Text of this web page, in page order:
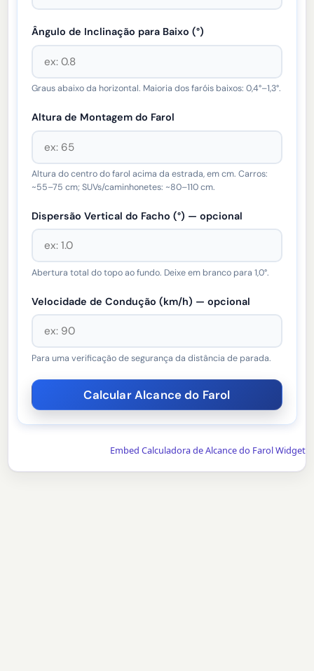
Ângulo de Inclinação para Baixo (°)
Graus abaixo da horizontal. Maioria dos faróis baixos: 0,4°–1,3°.
Altura de Montagem do Farol
Altura do centro do farol acima da estrada, em cm. Carros:
~55–75 cm; SUVs/caminhonetes: ~80–110 cm.
Dispersão Vertical do Facho (°) — opcional
Abertura total do topo ao fundo. Deixe em branco para 1,0°.
Velocidade de Condução (km/h) — opcional
Para uma verificação de segurança da distância de parada.
Embed Calculadora de Alcance do Farol Widget